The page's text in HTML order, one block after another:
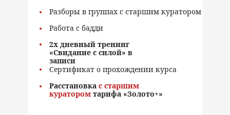
Разборы в группах с старшим куратором
Расстановка с старшим
куратором тарифа «Золото+»
Работа с бадди
Сертификат о прохождении курса
2х дневный тренинг
«Свидание с силой» в
записи